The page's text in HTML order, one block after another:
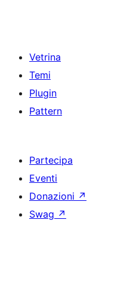
Vetrina
Temi
Plugin
Pattern
Partecipa
Eventi
Donazioni ↗
Swag ↗